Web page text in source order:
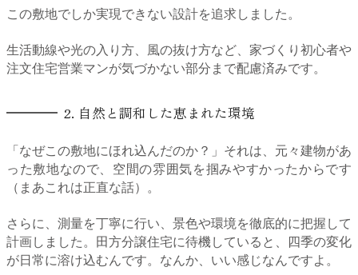
この敷地でしか実現できない設計を追求しました。
生活動線や光の入り方、風の抜け方など、家づくり初心者や
注文住宅営業マンが気づかない部分まで配慮済みです。
2. 自然と調和した恵まれた環境
「なぜこの敷地にほれ込んだのか？」それは、元々建物があ
った敷地なので、空間の雰囲気を掴みやすかったからです
（まあこれは正直な話）。
さらに、測量を丁寧に行い、景色や環境を徹底的に把握して
計画しました。田方分譲住宅に待機していると、四季の変化
が日常に溶け込むんです。なんか、いい感じなんですよ。